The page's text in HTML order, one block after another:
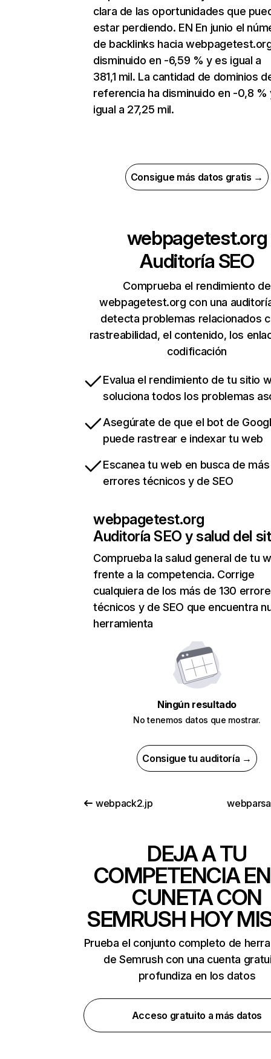
clara de las oportunidades que
estar perdiendo. EN En junio el
de backlinks hacia
disminuido en -6,59 % y es igual a
381,1 mil. La cantidad de dominios
referencia ha disminuido en -0,8 %
igual a 27,25 mil.
Consigue más datos gratis →
webpagetest.org
Auditoría SEO
Comprueba el rendimiento de
webpagetest.org con una
detecta problemas relacionados
rastreabilidad, el contenido, los
codificación
Evalua el rendimiento de tu sitio
soluciona todos los problemas
Asegúrate de que el bot de
puede rastrear e indexar tu web
Escanea tu web en busca de
errores técnicos y de SEO
webpagetest.org
Auditoría SEO y salud del
Comprueba la salud general de tu
frente a la competencia. Corrige
cualquiera de los más de 130
técnicos y de SEO que encuentra
herramienta
Ningún resultado
No tenemos datos que mostrar.
Consigue tu auditoría →
webpack2.jp
DEJA A TU
COMPETENCIA
CUNETA CON
SEMRUSH HOY
Prueba el conjunto completo de
de Semrush con una cuenta
profundiza en los datos
Acceso gratuito a más datos